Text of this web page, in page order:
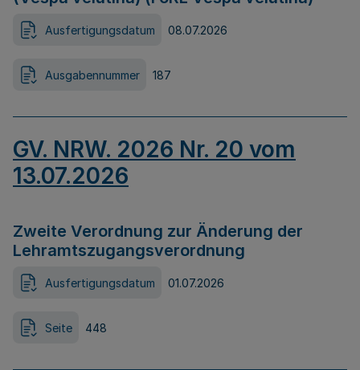
Ausfertigungsdatum 08.07.2026
Ausgabennummer 187
GV. NRW. 2026 Nr. 20 vom
13.07.2026
Zweite Verordnung zur Änderung der
Lehramtszugangsverordnung
Ausfertigungsdatum 01.07.2026
Seite 448